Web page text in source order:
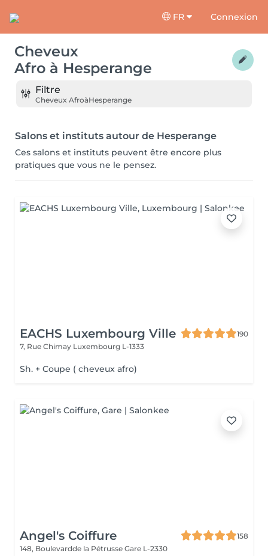
FR Connexion
Cheveux
Afro à Hesperange
Filtre
Cheveux AfroàHesperange
Salons et instituts autour de Hesperange
Ces salons et instituts peuvent être encore plus
pratiques que vous ne le pensez.
EACHS Luxembourg Ville
190
7, Rue Chimay Luxembourg L-1333
Sh. + Coupe ( cheveux afro)
Angel's Coiffure
158
148, Boulevardde la Pétrusse Gare L-2330